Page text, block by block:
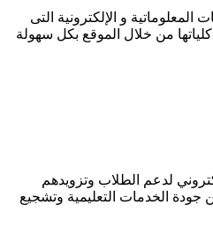
و الإلكترونية التى
من خلال الموقع بكل سهولة
لدعم الطلاب وتزويدهم
جودة الخدمات التعليمية وتشجيع